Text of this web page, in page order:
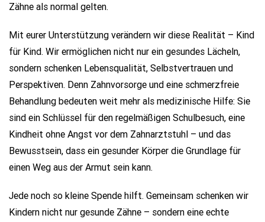
Zähne als normal gelten.
Mit eurer Unterstützung verändern wir diese Realität – Kind
für Kind. Wir ermöglichen nicht nur ein gesundes Lächeln,
sondern schenken Lebensqualität, Selbstvertrauen und
Perspektiven. Denn Zahnvorsorge und eine schmerzfreie
Behandlung bedeuten weit mehr als medizinische Hilfe: Sie
sind ein Schlüssel für den regelmäßigen Schulbesuch, eine
Kindheit ohne Angst vor dem Zahnarztstuhl – und das
Bewusstsein, dass ein gesunder Körper die Grundlage für
einen Weg aus der Armut sein kann.
Jede noch so kleine Spende hilft. Gemeinsam schenken wir
Kindern nicht nur gesunde Zähne – sondern eine echte